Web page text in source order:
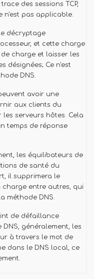
des sessions TCP,
n'est pas applicable.
décryptage
et cette charge
charge et laisser les
désignées; Ce n'est
DNS.
avoir une
aux clients du
serveurs hôtes. Cela
temps de réponse
les équilibateurs de
de santé du
il supprimera le
entre autres, qui
méthode DNS.
de défaillance
généralement, les
à travers le mot de
dans le DNS local, ce